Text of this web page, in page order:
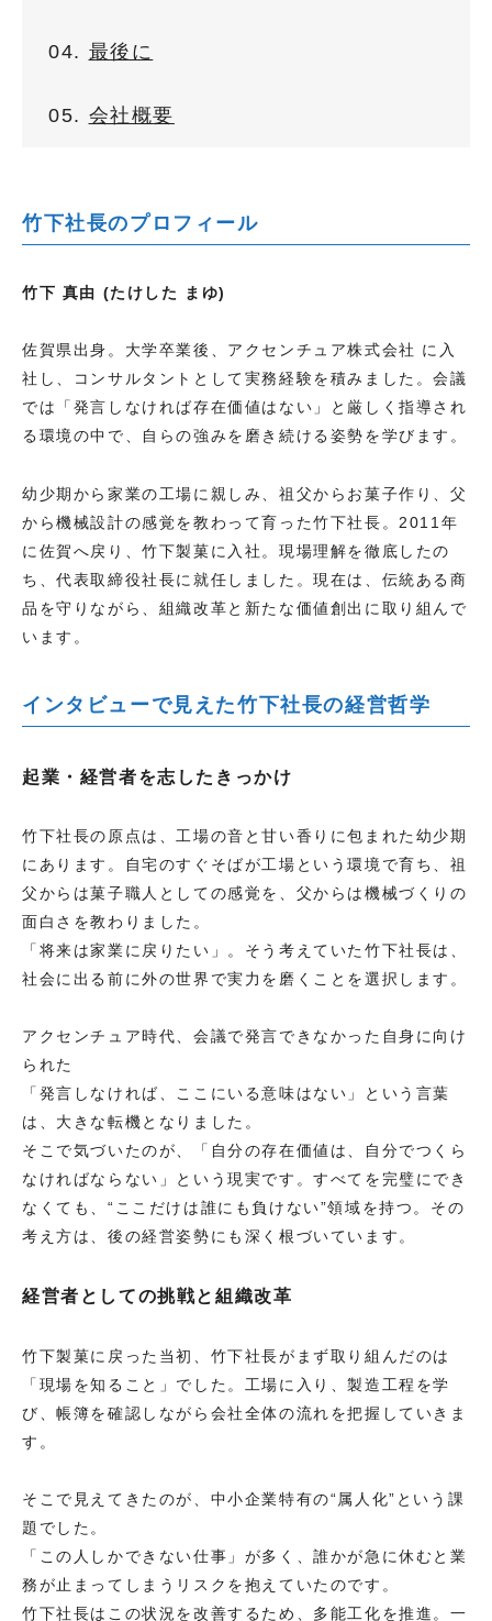
最後に
会社概要
竹下社長のプロフィール
竹下 真由 (たけした まゆ)
佐賀県出身。大学卒業後、アクセンチュア株式会社 に入
社し、コンサルタントとして実務経験を積みました。会議
では「発言しなければ存在価値はない」と厳しく指導され
る環境の中で、自らの強みを磨き続ける姿勢を学びます。
幼少期から家業の工場に親しみ、祖父からお菓子作り、父
から機械設計の感覚を教わって育った竹下社長。2011年
に佐賀へ戻り、竹下製菓に入社。現場理解を徹底したの
ち、代表取締役社長に就任しました。現在は、伝統ある商
品を守りながら、組織改革と新たな価値創出に取り組んで
います。
インタビューで見えた竹下社長の経営哲学
起業・経営者を志したきっかけ
竹下社長の原点は、工場の音と甘い香りに包まれた幼少期
にあります。自宅のすぐそばが工場という環境で育ち、祖
父からは菓子職人としての感覚を、父からは機械づくりの
面白さを教わりました。
「将来は家業に戻りたい」。そう考えていた竹下社長は、
社会に出る前に外の世界で実力を磨くことを選択します。
アクセンチュア時代、会議で発言できなかった自身に向け
られた
「発言しなければ、ここにいる意味はない」という言葉
は、大きな転機となりました。
そこで気づいたのが、「自分の存在価値は、自分でつくら
なければならない」という現実です。すべてを完璧にでき
なくても、“ここだけは誰にも負けない”領域を持つ。その
考え方は、後の経営姿勢にも深く根づいています。
経営者としての挑戦と組織改革
竹下製菓に戻った当初、竹下社長がまず取り組んだのは
「現場を知ること」でした。工場に入り、製造工程を学
び、帳簿を確認しながら会社全体の流れを把握していきま
す。
そこで見えてきたのが、中小企業特有の“属人化”という課
題でした。
「この人しかできない仕事」が多く、誰かが急に休むと業
務が止まってしまうリスクを抱えていたのです。
竹下社長はこの状況を改善するため、多能工化を推進。一